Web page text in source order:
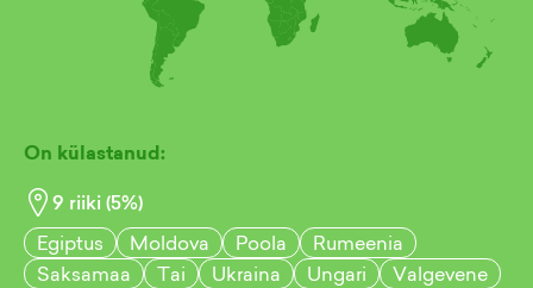
On külastanud:
9 riiki (5%)
Egiptus
Moldova Poola
Rumeenia
Saksamaa
Tai Ukraina Ungari Valgevene